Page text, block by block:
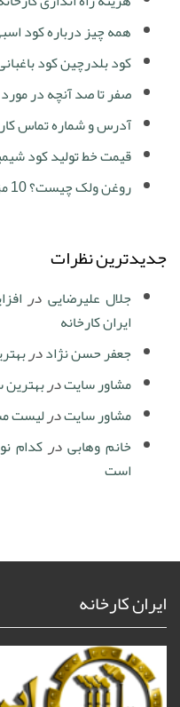
همه چیز درباره کود
کود بلدرچین کود
صفر تا صد آنچه در
آدرس و شماره تماس
قیمت خط تولید کود
روغن ولک چیست؟ 10 مزیت و کاربرد روغن ولک در کشاورزی
جدیدترین نظرات
جلال علیرضایی در
ایران کارخانه
جعفر حسن نژاددر
مشاور سایتدر
مشاور سایتدرلیست
خانم وهابیدرکدام
است
ایران کارخانه